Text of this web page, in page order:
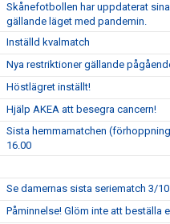
Skånefotbollen har uppdaterat
gällande läget med pandemin.
Inställd kvalmatch
Nya restriktioner gällande
Höstlägret inställt!
Hjälp AKEA att besegra cancern!
Sista hemmamatchen
16.00
Se damernas sista seriematch 3/
Påminnelse! Glöm inte att beställa